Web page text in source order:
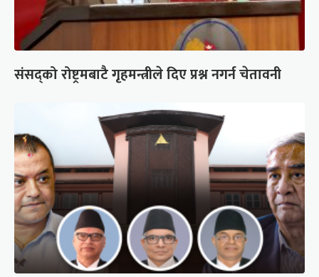
संसद्को रोष्ट्रमबाटै गृहमन्त्रीले दिए प्रश्न नगर्न चेतावनी